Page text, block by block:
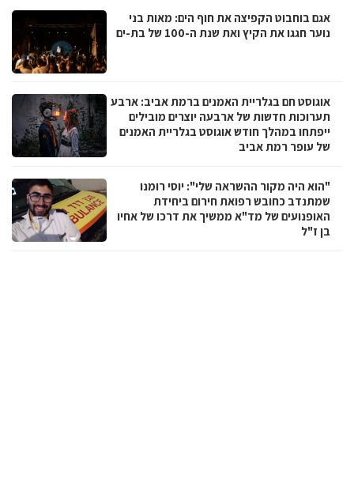
אגם בוחבוט הקפיצה את חוף הים: מאות בני
נוער חגגו את הקיץ ואת שנת ה-100 של בת-ים
אוגוסט חם בגלריית האמנים ברמת אביב: ארבע
תערוכות חדשות של ארבעה יוצרים מובילים
ייפתחו במהלך חודש אוגוסט בגלריית האמנים
של עופר רמת אביב
"הוא היה מקור ההשראה שלי": יוסי רומנו
שמתנדב כחובש רפואת חירום ביחידת
האופנועים של מד"א ממשיך את דרכו של אחיו
בן ז"ל